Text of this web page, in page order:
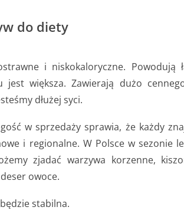
do diety
i niskokaloryczne. Powodują
jest większa. Zawierają dużo
dłużej syci.
w sprzedaży sprawia, że każdy
i regionalne. W Polsce w sezonie
zjadać warzywa korzenne,
owoce.
stabilna.